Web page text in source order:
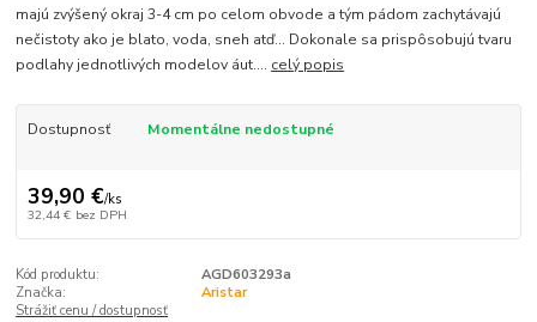
majú zvýšený okraj 3-4 cm po celom obvode a tým pádom zachytávajú
nečistoty ako je blato, voda, sneh atď... Dokonale sa prispôsobujú tvaru
podlahy jednotlivých modelov áut.... celý popis
Dostupnosť Momentálne nedostupné
39,90 €/ks
32,44 € bez DPH
Kód produktu:
AGD603293a
Značka:
Aristar
Strážiť cenu / dostupnosť